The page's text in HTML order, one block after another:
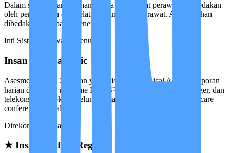
Dalam satu pilihan layanan, harga per tingkat perawatan dibedakan
oleh pengalaman dan pelatihan tambahan perawat. Antar-pilihan
dibedakan oleh paket benefit.
Inti Sistem perawatan penuh
Insan Medika Basic
Asesmen awal, Care Plan yang disahkan Medical Advisor, laporan
harian dan akses real-time IMCIS™, monitoring Case Manager, dan
telekonsultasi dokter. Belum termasuk kunjungan onsite dan care
conference berkala.
Direkomendasikan
★ Insan Medika Reguler